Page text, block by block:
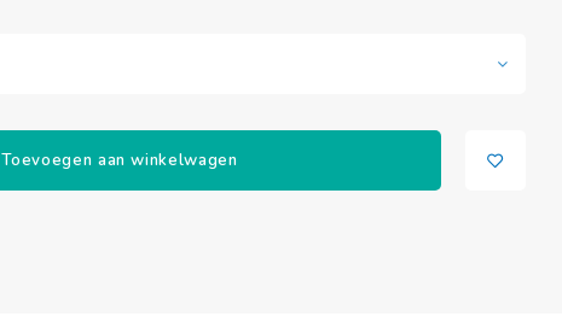
Toevoegen aan winkelwagen